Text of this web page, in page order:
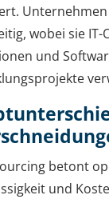
wobei sie
und
betont
und